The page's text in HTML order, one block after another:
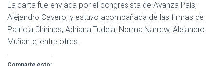
La carta fue enviada por el congresista de Avanza País,
Alejandro Cavero, y estuvo acompañada de las firmas de
Patricia Chirinos, Adriana Tudela, Norma Narrow, Alejandro
Muñante, entre otros.